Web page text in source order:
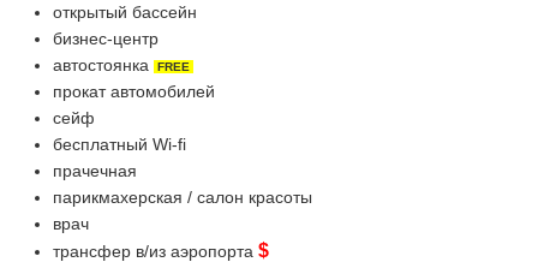
открытый бассейн
бизнес-центр
автостоянка
FREE
прокат автомобилей
сейф
бесплатный Wi-fi
прачечная
парикмахерская / салон красоты
врач
трансфер в/из аэропорта $